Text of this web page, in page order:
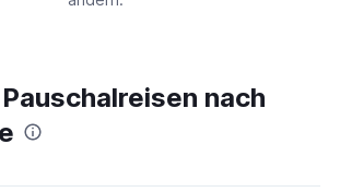
nach